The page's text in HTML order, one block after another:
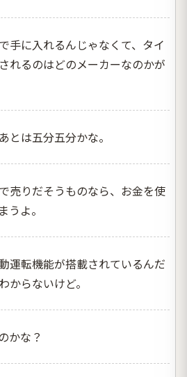
手に入れるんじゃなくて、タイ
れるのはどのメーカーなのかが
とは五分五分かな。
売りだそうものなら、お金を使
うよ。
運転機能が搭載されているんだ
からないけど。
かな？